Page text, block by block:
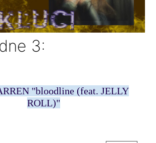
3:
"bloodline (feat. JELLY
ROLL)"